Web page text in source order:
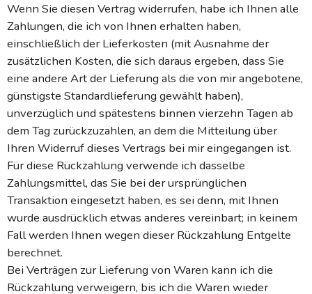
Wenn Sie diesen Vertrag widerrufen, habe ich Ihnen alle
Zahlungen, die ich von Ihnen erhalten haben,
einschließlich der Lieferkosten (mit Ausnahme der
zusätzlichen Kosten, die sich daraus ergeben, dass Sie
eine andere Art der Lieferung als die von mir angebotene,
günstigste Standardlieferung gewählt haben),
unverzüglich und spätestens binnen vierzehn Tagen ab
dem Tag zurückzuzahlen, an dem die Mitteilung über
Ihren Widerruf dieses Vertrags bei mir eingegangen ist.
Für diese Rückzahlung verwende ich dasselbe
Zahlungsmittel, das Sie bei der ursprünglichen
Transaktion eingesetzt haben, es sei denn, mit Ihnen
wurde ausdrücklich etwas anderes vereinbart; in keinem
Fall werden Ihnen wegen dieser Rückzahlung Entgelte
berechnet.
Bei Verträgen zur Lieferung von Waren kann ich die
Rückzahlung verweigern, bis ich die Waren wieder